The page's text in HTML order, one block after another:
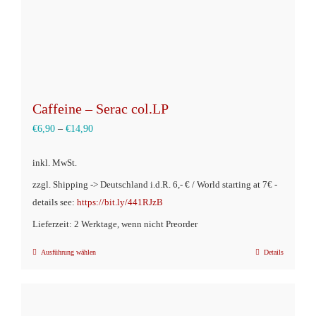
Caffeine – Serac col.LP
€6,90 – €14,90
inkl. MwSt.
zzgl. Shipping -> Deutschland i.d.R. 6,- € / World starting at 7€ -
details see: https://bit.ly/441RJzB
Lieferzeit: 2 Werktage, wenn nicht Preorder
Ausführung wählenDieses
Details